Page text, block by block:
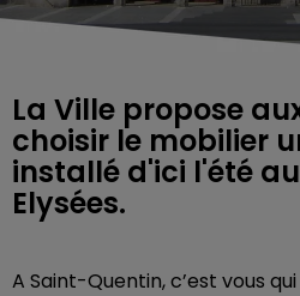
La Ville propose
choisir le mobilier
installé d'ici l'été
Elysées.
A Saint-Quentin, c’est vous